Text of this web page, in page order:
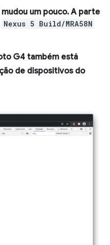
um pouco. A parte
Nexus 5 Build/MRA58N
G4 também está
de dispositivos do